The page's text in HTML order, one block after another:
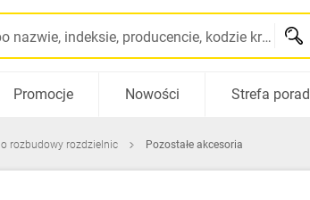
Szukaj po nazwie, indeksie, producencie, kodzie kreskowym...
Promocje Nowości Strefa porad
rozbudowy rozdzielnic Pozostałe akcesoria